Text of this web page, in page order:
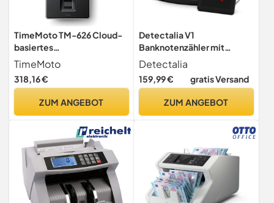
TimeMoto TM-626 Cloud-
basiertes
Zeiterfassungsgerät mit
Fingerabdruck-Sensor,
RFID-
r und PIN, für bis zu 200
Arbeitszeitberichte, Wi-Fi
TimeMoto
318,16 €
ZUM ANGEBOT
Detectalia V1
Banknotenzähler mit
UV/MG/IR/MT/DD
Erkennung, 3,5” TFT-
Display + Externes Display,
1000 Scheine/Minute,
EUR/GBP/CHF/USD/SEK/D
KK/PLN/TRY/AED/SAR
Detectalia
159,99 € gratis Versand
ZUM ANGEBOT